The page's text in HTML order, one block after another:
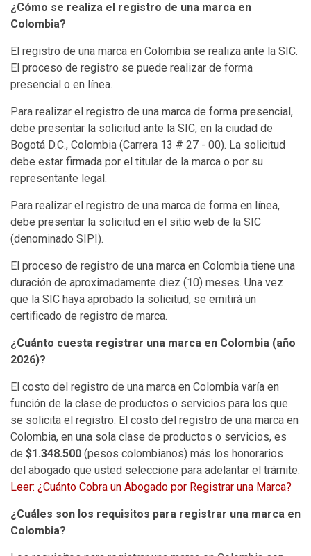
¿Cómo se realiza el registro de una marca en
Colombia?
El registro de una marca en Colombia se realiza ante la SIC.
El proceso de registro se puede realizar de forma
presencial o en línea.
Para realizar el registro de una marca de forma presencial,
debe presentar la solicitud ante la SIC, en la ciudad de
Bogotá D.C., Colombia (Carrera 13 # 27 - 00). La solicitud
debe estar firmada por el titular de la marca o por su
representante legal.
Para realizar el registro de una marca de forma en línea,
debe presentar la solicitud en el sitio web de la SIC
(denominado SIPI).
El proceso de registro de una marca en Colombia tiene una
duración de aproximadamente diez (10) meses. Una vez
que la SIC haya aprobado la solicitud, se emitirá un
certificado de registro de marca.
¿Cuánto cuesta registrar una marca en Colombia (año
2026)?
El costo del registro de una marca en Colombia varía en
función de la clase de productos o servicios para los que
se solicita el registro. El costo del registro de una marca en
Colombia, en una sola clase de productos o servicios, es
de $1.348.500 (pesos colombianos) más los honorarios
del abogado que usted seleccione para adelantar el trámite.
Leer: ¿Cuánto Cobra un Abogado por Registrar una Marca?
¿Cuáles son los requisitos para registrar una marca en
Colombia?